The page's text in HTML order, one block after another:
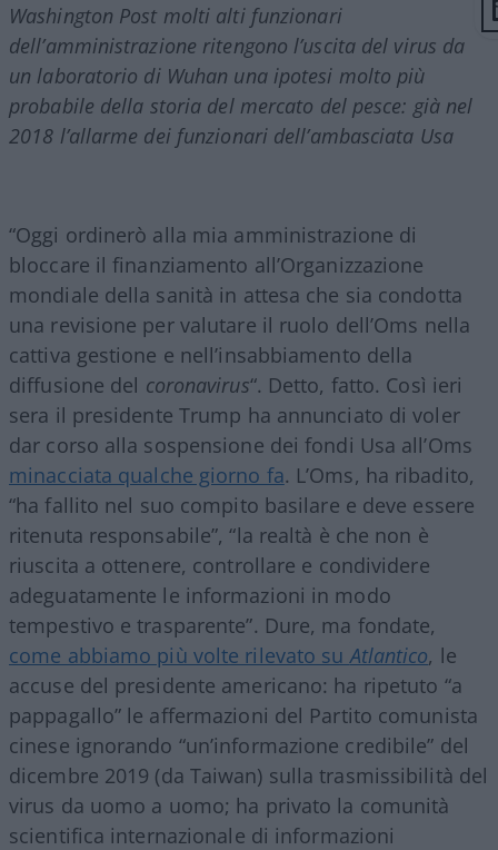
Washington Post molti alti funzionari
dell’amministrazione ritengono l’uscita del virus da
un laboratorio di Wuhan una ipotesi molto più
probabile della storia del mercato del pesce: già nel
2018 l’allarme dei funzionari dell’ambasciata Usa
“Oggi ordinerò alla mia amministrazione di
bloccare il finanziamento all’Organizzazione
mondiale della sanità in attesa che sia condotta
una revisione per valutare il ruolo dell’Oms nella
cattiva gestione e nell’insabbiamento della
diffusione del coronavirus“. Detto, fatto. Così ieri
sera il presidente Trump ha annunciato di voler
dar corso alla sospensione dei fondi Usa all’Oms
minacciata qualche giorno fa. L’Oms, ha ribadito,
“ha fallito nel suo compito basilare e deve essere
ritenuta responsabile”, “la realtà è che non è
riuscita a ottenere, controllare e condividere
adeguatamente le informazioni in modo
tempestivo e trasparente”. Dure, ma fondate,
come abbiamo più volte rilevato su Atlantico, le
accuse del presidente americano: ha ripetuto “a
pappagallo” le affermazioni del Partito comunista
cinese ignorando “un’informazione credibile” del
dicembre 2019 (da Taiwan) sulla trasmissibilità del
virus da uomo a uomo; ha privato la comunità
scientifica internazionale di informazioni